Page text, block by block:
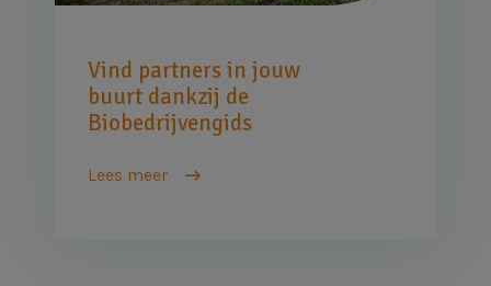
Vind partners in jouw
buurt dankzij de
Biobedrijvengids
Lees meer